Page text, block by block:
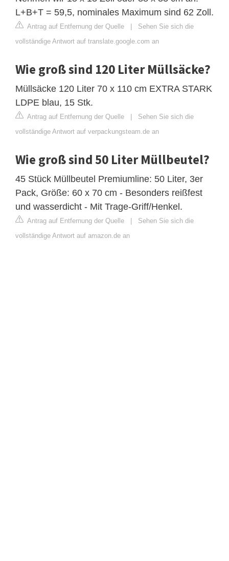
L+B+T = 59,5, nominales Maximum sind 62 Zoll.
Antrag auf Entfernung der Quelle | Sehen Sie sich die
vollständige Antwort auf translate.google.com an
Wie groß sind 120 Liter Müllsäcke?
Müllsäcke 120 Liter 70 x 110 cm EXTRA STARK
LDPE blau, 15 Stk.
Antrag auf Entfernung der Quelle | Sehen Sie sich die
vollständige Antwort auf verpackungsteam.de an
Wie groß sind 50 Liter Müllbeutel?
45 Stück Müllbeutel Premiumline: 50 Liter, 3er
Pack, Größe: 60 x 70 cm - Besonders reißfest
und wasserdicht - Mit Trage-Griff/Henkel.
Antrag auf Entfernung der Quelle | Sehen Sie sich die
vollständige Antwort auf amazon.de an